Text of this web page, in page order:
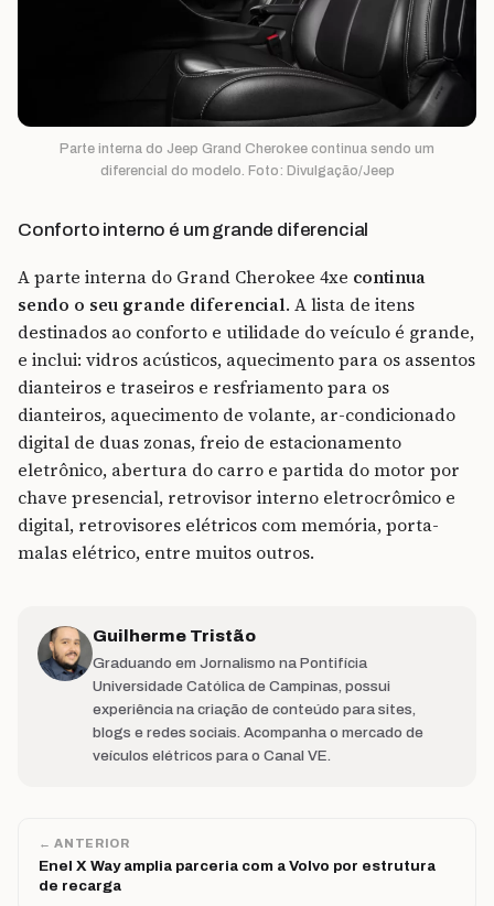
Parte interna do Jeep Grand Cherokee continua sendo um
diferencial do modelo. Foto: Divulgação/Jeep
Conforto interno é um grande diferencial
A parte interna do Grand Cherokee 4xe continua
sendo o seu grande diferencial. A lista de itens
destinados ao conforto e utilidade do veículo é grande,
e inclui: vidros acústicos, aquecimento para os assentos
dianteiros e traseiros e resfriamento para os
dianteiros, aquecimento de volante, ar-condicionado
digital de duas zonas, freio de estacionamento
eletrônico, abertura do carro e partida do motor por
chave presencial, retrovisor interno eletrocrômico e
digital, retrovisores elétricos com memória, porta-
malas elétrico, entre muitos outros.
Guilherme Tristão
Graduando em Jornalismo na Pontifícia
Universidade Católica de Campinas, possui
experiência na criação de conteúdo para sites,
blogs e redes sociais. Acompanha o mercado de
veículos elétricos para o Canal VE.
← ANTERIOR
Enel X Way amplia parceria com a Volvo por estrutura
de recarga